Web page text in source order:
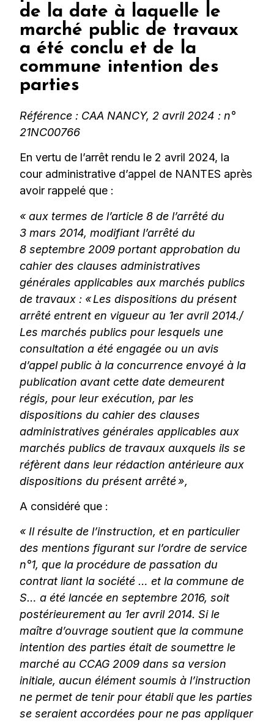
de la date à laquelle le
marché public de travaux
a été conclu et de la
commune intention des
parties
Référence : CAA NANCY, 2 avril 2024 : n°
21NC00766
En vertu de l’arrêt rendu le 2 avril 2024, la
cour administrative d’appel de NANTES après
avoir rappelé que :
« aux termes de l’article 8 de l’arrêté du
3 mars 2014, modifiant l’arrêté du
8 septembre 2009 portant approbation du
cahier des clauses administratives
générales applicables aux marchés publics
de travaux : « Les dispositions du présent
arrêté entrent en vigueur au 1er avril 2014./
Les marchés publics pour lesquels une
consultation a été engagée ou un avis
d’appel public à la concurrence envoyé à la
publication avant cette date demeurent
régis, pour leur exécution, par les
dispositions du cahier des clauses
administratives générales applicables aux
marchés publics de travaux auxquels ils se
réfèrent dans leur rédaction antérieure aux
dispositions du présent arrêté »,
A considéré que :
« Il résulte de l’instruction, et en particulier
des mentions figurant sur l’ordre de service
n°1, que la procédure de passation du
contrat liant la société … et la commune de
S… a été lancée en septembre 2016, soit
postérieurement au 1er avril 2014. Si le
maître d’ouvrage soutient que la commune
intention des parties était de soumettre le
marché au CCAG 2009 dans sa version
initiale, aucun élément soumis à l’instruction
ne permet de tenir pour établi que les parties
se seraient accordées pour ne pas appliquer